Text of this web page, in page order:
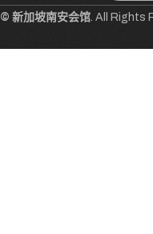
© 新加坡南安会馆. All Rights